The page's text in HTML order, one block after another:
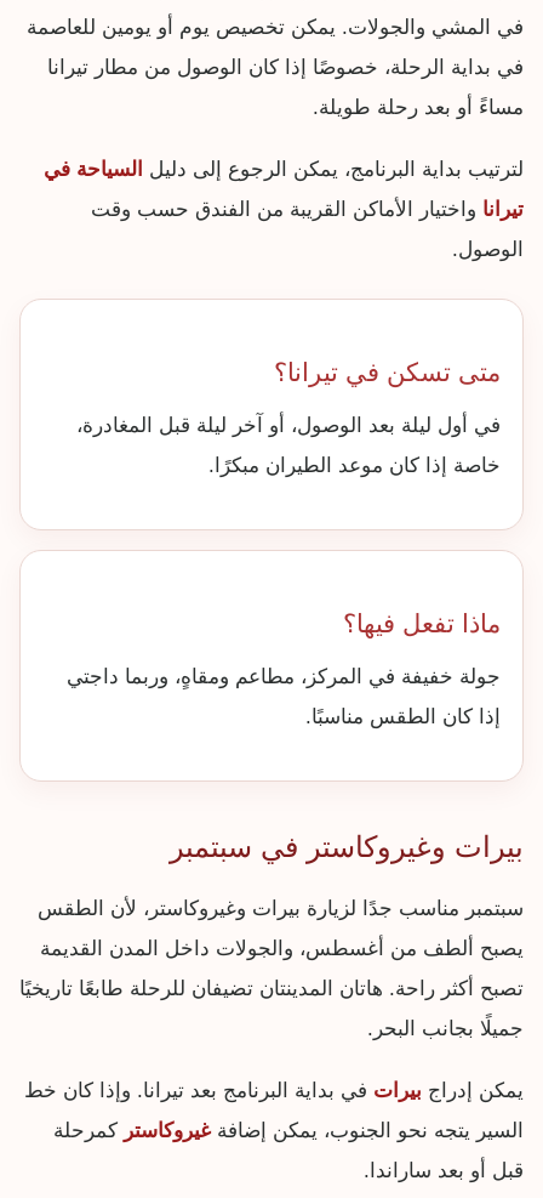
في المشي والجولات. يمكن تخصيص يوم أو يومين للعاصمة
في بداية الرحلة، خصوصًا إذا كان الوصول من مطار تيرانا
مساءً أو بعد رحلة طويلة.
لترتيب بداية البرنامج، يمكن الرجوع إلى دليل السياحة في
تيرانا واختيار الأماكن القريبة من الفندق حسب وقت
الوصول.
متى تسكن في تيرانا؟
في أول ليلة بعد الوصول، أو آخر ليلة قبل المغادرة،
خاصة إذا كان موعد الطيران مبكرًا.
ماذا تفعل فيها؟
جولة خفيفة في المركز، مطاعم ومقاهٍ، وربما داجتي
إذا كان الطقس مناسبًا.
بيرات وغيروكاستر في سبتمبر
سبتمبر مناسب جدًا لزيارة بيرات وغيروكاستر، لأن الطقس
يصبح ألطف من أغسطس، والجولات داخل المدن القديمة
تصبح أكثر راحة. هاتان المدينتان تضيفان للرحلة طابعًا تاريخيًا
جميلًا بجانب البحر.
يمكن إدراج بيرات في بداية البرنامج بعد تيرانا. وإذا كان خط
السير يتجه نحو الجنوب، يمكن إضافةغيروكاستر كمرحلة
قبل أو بعد ساراندا.